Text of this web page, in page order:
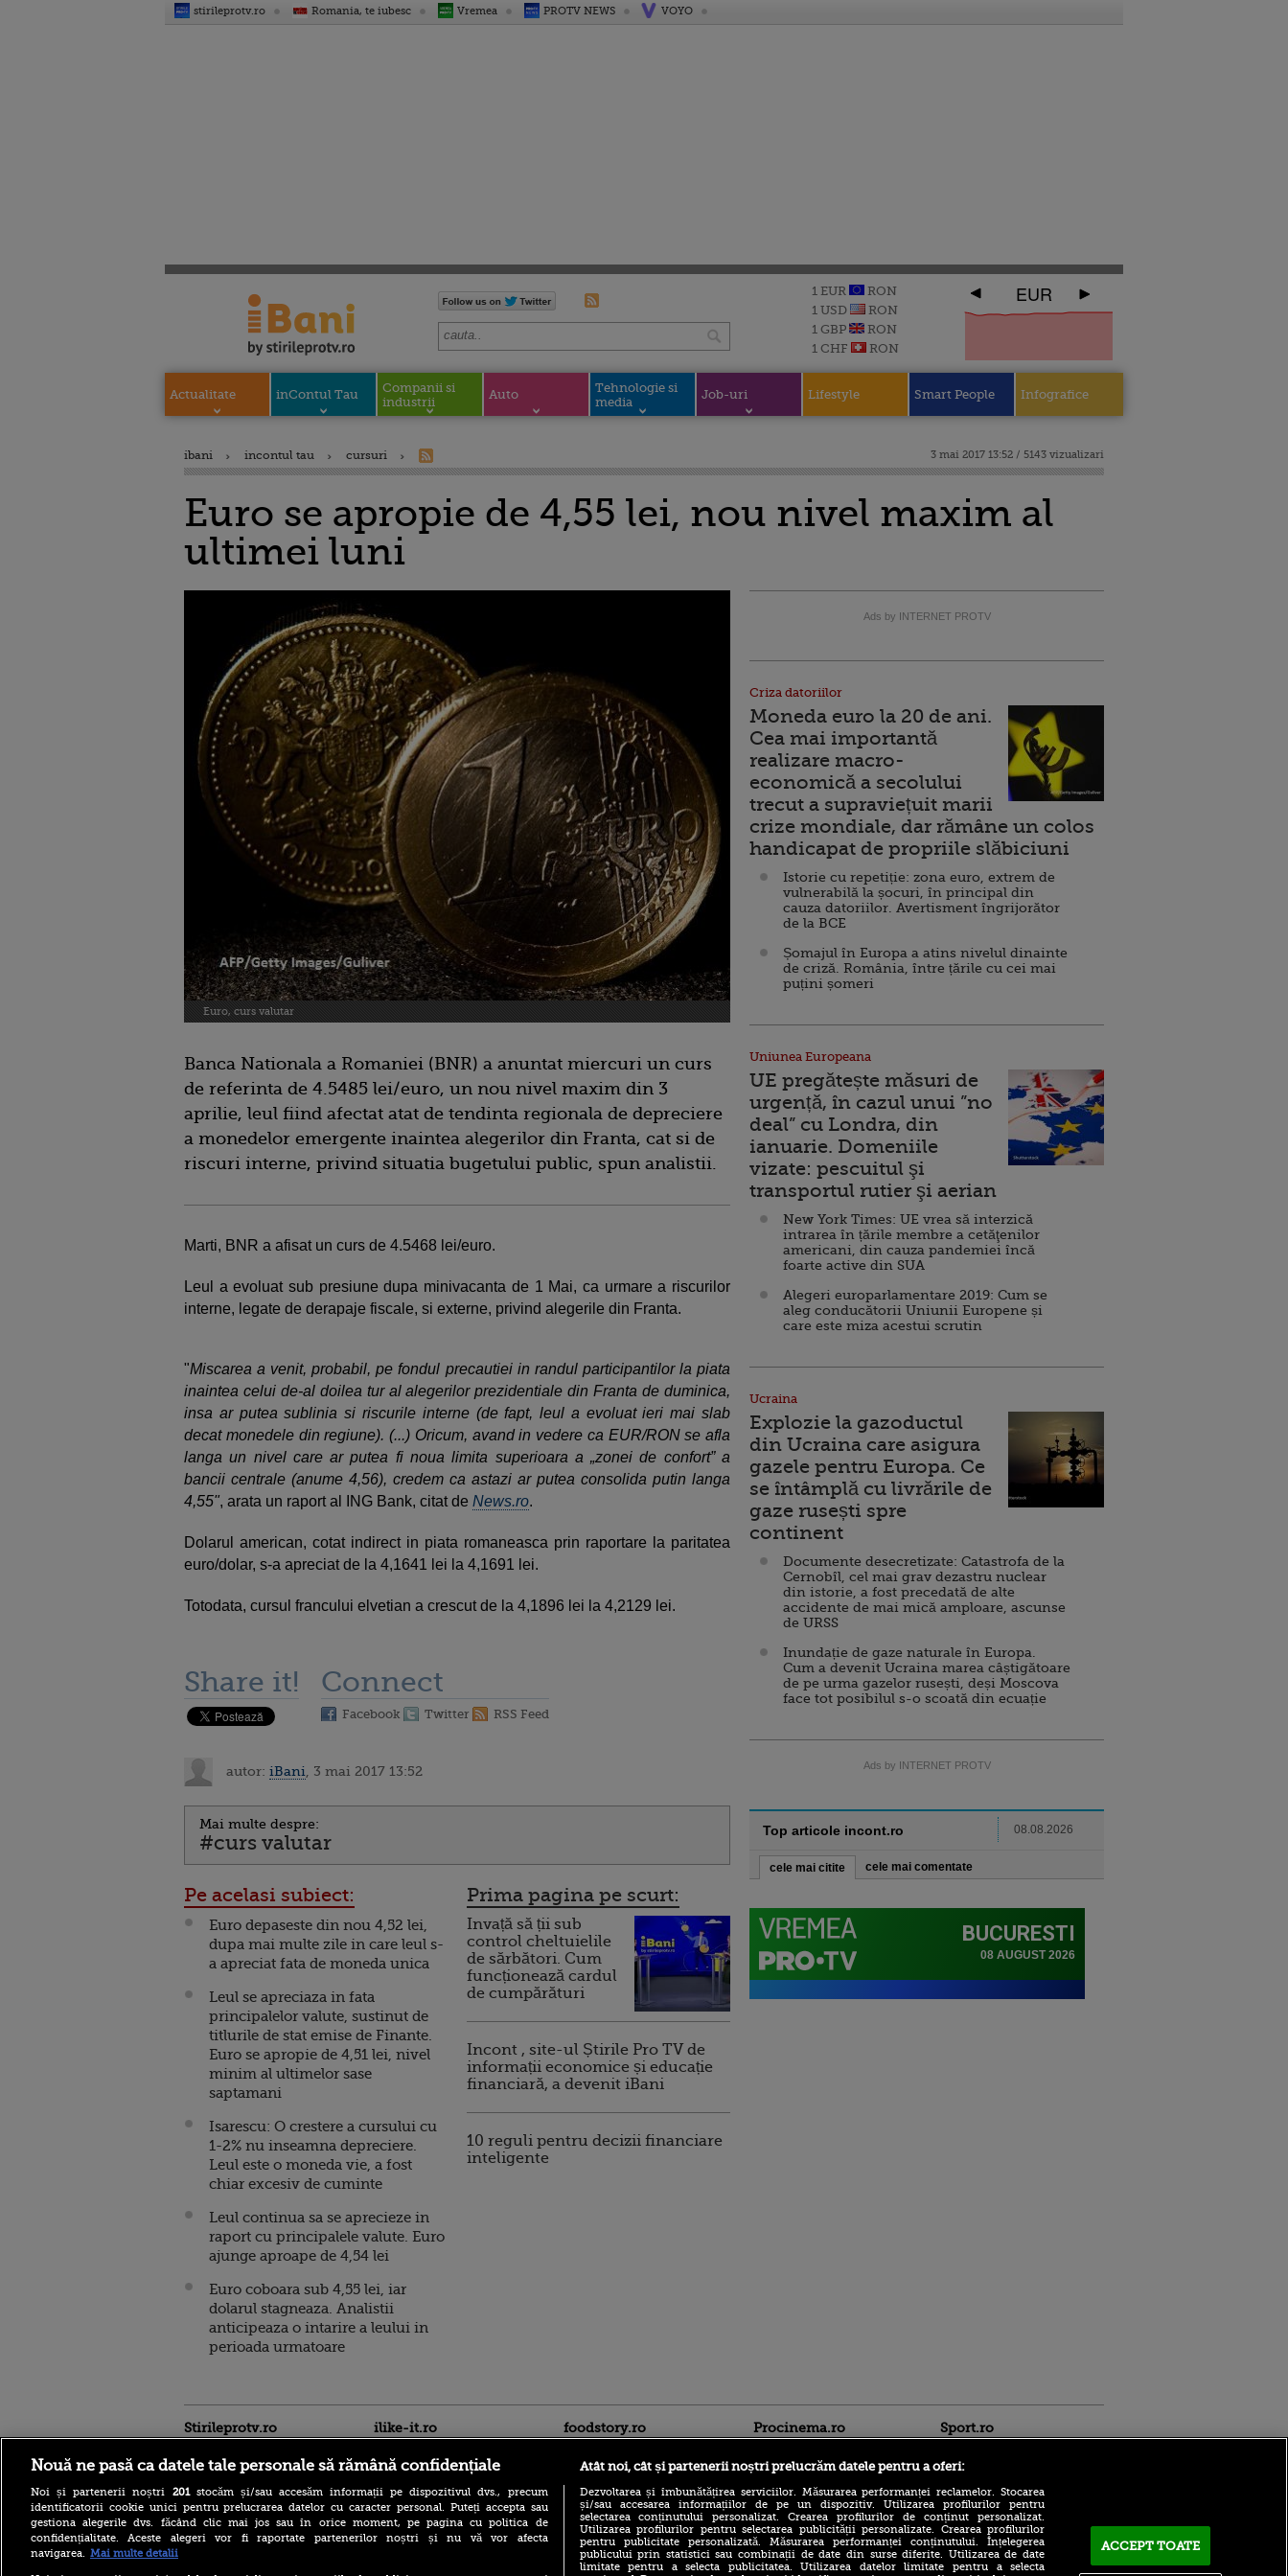
stirileprotv.ro Romania, te iubesc Vremea PROTV NEWS VOYO
1 EUR
RON
1 USD
RON
1 GBP
RON
1 CHF
RON
EUR
Actualitate inContul Tau
Companii si
industrii
Auto
Tehnologie si
media
Job-uri Lifestyle Smart People Infografice
ibani incontul tau cursuri 3 mai 2017 13:52 / 5143 vizualizari
Euro se apropie de 4,55 lei, nou nivel maxim al
ultimei luni
Euro, curs valutar
Banca Nationala a Romaniei (BNR) a anuntat miercuri un curs
de referinta de 4.5485 lei/euro, un nou nivel maxim din 3
aprilie, leul fiind afectat atat de tendinta regionala de depreciere
a monedelor emergente inaintea alegerilor din Franta, cat si de
riscuri interne, privind situatia bugetului public, spun analistii.
Marti, BNR a afisat un curs de 4.5468 lei/euro.
Leul a evoluat sub presiune dupa minivacanta de 1 Mai, ca urmare a riscurilor
interne, legate de derapaje fiscale, si externe, privind alegerile din Franta.
"Miscarea a venit, probabil, pe fondul precautiei in randul participantilor la piata
inaintea celui de-al doilea tur al alegerilor prezidentiale din Franta de duminica,
insa ar putea sublinia si riscurile interne (de fapt, leul a evoluat ieri mai slab
decat monedele din regiune). (...) Oricum, avand in vedere ca EUR/RON se afla
langa un nivel care ar putea fi noua limita superioara a „zonei de confort” a
bancii centrale (anume 4,56), credem ca astazi ar putea consolida putin langa
4,55", arata un raport al ING Bank, citat de News.ro.
Dolarul american, cotat indirect in piata romaneasca prin raportare la paritatea
euro/dolar, s-a apreciat de la 4,1641 lei la 4,1691 lei.
Totodata, cursul francului elvetian a crescut de la 4,1896 lei la 4,2129 lei.
Share it! Connect
Facebook Twitter RSS Feed
autor: iBani , 3 mai 2017 13:52
Mai multe despre:
#curs valutar
Pe acelasi subiect:
Euro depaseste din nou 4,52 lei,
dupa mai multe zile in care leul s-
a apreciat fata de moneda unica
Leul se apreciaza in fata
principalelor valute, sustinut de
titlurile de stat emise de Finante.
Euro se apropie de 4,51 lei, nivel
minim al ultimelor sase
saptamani
Isarescu: O crestere a cursului cu
1-2% nu inseamna depreciere.
Leul este o moneda vie, a fost
chiar excesiv de cuminte
Leul continua sa se aprecieze in
raport cu principalele valute. Euro
ajunge aproape de 4,54 lei
Euro coboara sub 4,55 lei, iar
dolarul stagneaza. Analistii
anticipeaza o intarire a leului in
perioada urmatoare
Prima pagina pe scurt:
Invață să ții sub
control cheltuielile
de sărbători. Cum
funcționează cardul
de cumpărături
Incont , site-ul Știrile Pro TV de
informații economice și educație
financiară, a devenit iBani
10 reguli pentru decizii financiare
inteligente
Ads by INTERNET PROTV
Criza datoriilor
Moneda euro la 20 de ani.
Cea mai importantă
realizare macro-
economică a secolului
trecut a supraviețuit marii
crize mondiale, dar rămâne un colos
handicapat de propriile slăbiciuni
Istorie cu repetiție: zona euro, extrem de
vulnerabilă la șocuri, în principal din
cauza datoriilor. Avertisment îngrijorător
de la BCE
Șomajul în Europa a atins nivelul dinainte
de criză. România, între țările cu cei mai
puțini șomeri
Uniunea Europeana
UE pregătește măsuri de
urgență, în cazul unui ”no
deal” cu Londra, din
ianuarie. Domeniile
vizate: pescuitul şi
transportul rutier şi aerian
New York Times: UE vrea să interzică
intrarea în țările membre a cetăţenilor
americani, din cauza pandemiei încă
foarte active din SUA
Alegeri europarlamentare 2019: Cum se
aleg conducătorii Uniunii Europene și
care este miza acestui scrutin
Ucraina
Explozie la gazoductul
din Ucraina care asigura
gazele pentru Europa. Ce
se întâmplă cu livrările de
gaze rusești spre
continent
Documente desecretizate: Catastrofa de la
Cernobîl, cel mai grav dezastru nuclear
din istorie, a fost precedată de alte
accidente de mai mică amploare, ascunse
de URSS
Inundație de gaze naturale în Europa.
Cum a devenit Ucraina marea câștigătoare
de pe urma gazelor rusești, deși Moscova
face tot posibilul s-o scoată din ecuație
Ads by INTERNET PROTV
Top articole incont.ro 08.08.2026
cele mai citite cele mai comentate
Stirileprotv.ro ilike-it.ro foodstory.ro
(P) Descoperă Lumea
Procinema.ro
Nikolaj Coster-Waldau din
Sport.ro
Adrian Mihalcea a
confirmat noul transfer la
Nouă ne pasă ca datele tale personale să rămână confidențiale
Noi și partenerii noștri 201stocăm și/sau accesăm informații pe dispozitivul dvs., precum
identificatorii cookie unici pentru prelucrarea datelor cu caracter personal. Puteți accepta sau
gestiona alegerile dvs. făcând clic mai jos sau în orice moment, pe pagina cu politica de
confidențialitate. Aceste alegeri vor fi raportate partenerilor noștri și nu vă vor afecta
navigarea. Mai multe detalii
Atât noi, cât și partenerii noștri prelucrăm datele pentru a oferi:
Dezvoltarea și îmbunătățirea serviciilor. Măsurarea performanței reclamelor. Stocarea
și/sau accesarea informațiilor de pe un dispozitiv. Utilizarea profilurilor pentru
selectarea conținutului personalizat. Crearea profilurilor de conținut personalizat.
Utilizarea profilurilor pentru selectarea publicității personalizate. Crearea profilurilor
pentru publicitate personalizată. Măsurarea performanței conținutului. Înțelegerea
publicului prin statistici sau combinații de date din surse diferite. Utilizarea de date
limitate pentru a selecta publicitatea. Utilizarea datelor limitate pentru a selecta
ACCEPT TOATE